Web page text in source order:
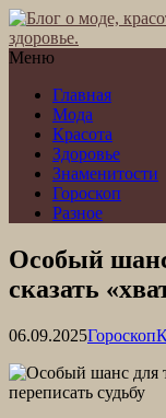
здоровье.
Меню
Главная
Мода
Красота
Здоровье
Знаменитости
Гороскоп
Разное
Особый шанс
сказать
06.09.2025Гороскоп